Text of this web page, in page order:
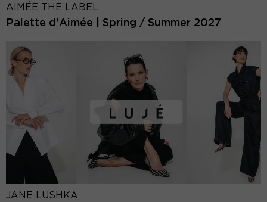
AIMÉE THE LABEL
Palette d'Aimée | Spring / Summer 2027
JANE LUSHKA